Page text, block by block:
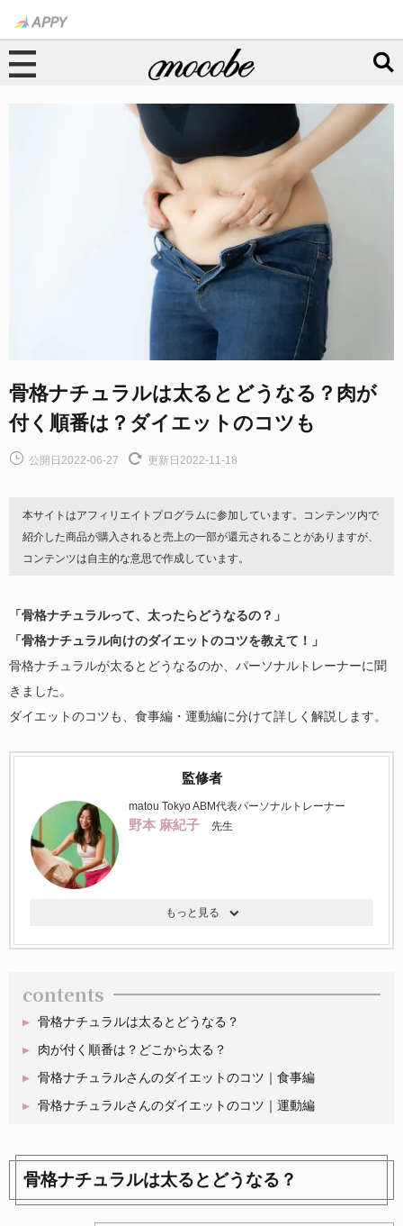
骨格ナチュラルは太るとどうなる？肉が
付く順番は？ダイエットのコツも
公開日2022-06-27 更新日2022-11-18
本サイトはアフィリエイトプログラムに参加しています。コンテンツ内で
紹介した商品が購入されると売上の一部が還元されることがありますが、
コンテンツは自主的な意思で作成しています。
「骨格ナチュラルって、太ったらどうなるの？」
「骨格ナチュラル向けのダイエットのコツを教えて！」
骨格ナチュラルが太るとどうなるのか、パーソナルトレーナーに聞
きました。
ダイエットのコツも、食事編・運動編に分けて詳しく解説します。
監修者
matou Tokyo ABM代表パーソナルトレーナー
野本 麻紀子 先生
contents
骨格ナチュラルは太るとどうなる？
肉が付く順番は？どこから太る？
骨格ナチュラルさんのダイエットのコツ｜食事編
骨格ナチュラルさんのダイエットのコツ｜運動編
骨格ナチュラルは太るとどうなる？